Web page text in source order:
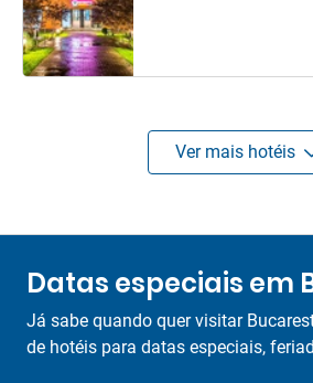
Ver mais hotéis
Datas especiais em
Já sabe quando quer visitar
de hotéis para datas especiais,